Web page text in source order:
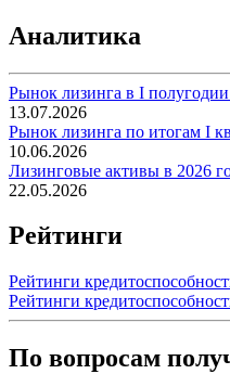
Аналитика
Рынок лизинга в I
13.07.2026
Рынок лизинга по итогам I
10.06.2026
Лизинговые активы в 2026
22.05.2026
Рейтинги
Рейтинги
Рейтинги
По вопросам